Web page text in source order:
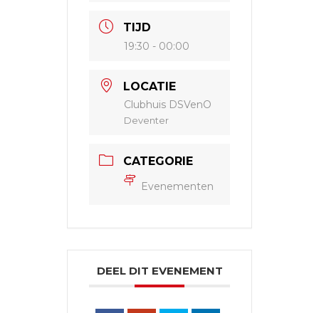
TIJD
19:30 - 00:00
LOCATIE
Clubhuis DSVenO
Deventer
CATEGORIE
Evenementen
DEEL DIT EVENEMENT